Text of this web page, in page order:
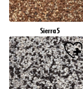
Sierra5